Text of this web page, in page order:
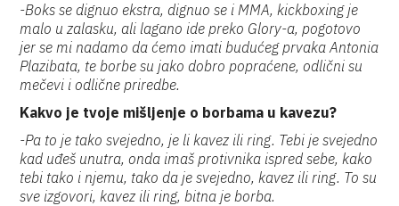
-Boks se dignuo ekstra, dignuo se i MMA, kickboxing je
malo u zalasku, ali lagano ide preko Glory-a, pogotovo
jer se mi nadamo da ćemo imati budućeg prvaka Antonia
Plazibata, te borbe su jako dobro popraćene, odlični su
mečevi i odlične priredbe.
Kakvo je tvoje mišljenje o borbama u kavezu?
-Pa to je tako svejedno, je li kavez ili ring. Tebi je svejedno
kad uđeš unutra, onda imaš protivnika ispred sebe, kako
tebi tako i njemu, tako da je svejedno, kavez ili ring. To su
sve izgovori, kavez ili ring, bitna je borba.